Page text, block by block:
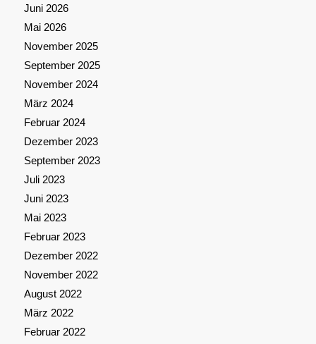
Juni 2026
Mai 2026
November 2025
September 2025
November 2024
März 2024
Februar 2024
Dezember 2023
September 2023
Juli 2023
Juni 2023
Mai 2023
Februar 2023
Dezember 2022
November 2022
August 2022
März 2022
Februar 2022